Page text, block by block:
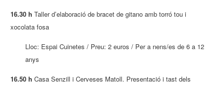
16.30 h Taller d’elaboració de bracet de gitano amb torró tou i
xocolata fosa
Lloc: Espai Cuinetes / Preu: 2 euros / Per a nens/es de 6 a 12
anys
16.50 h Casa Senzill i Cerveses Matoll. Presentació i tast dels